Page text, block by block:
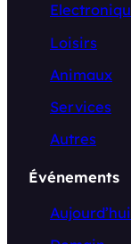
Loisirs
Animaux
Services
Autres
Événements
Aujourd’hui